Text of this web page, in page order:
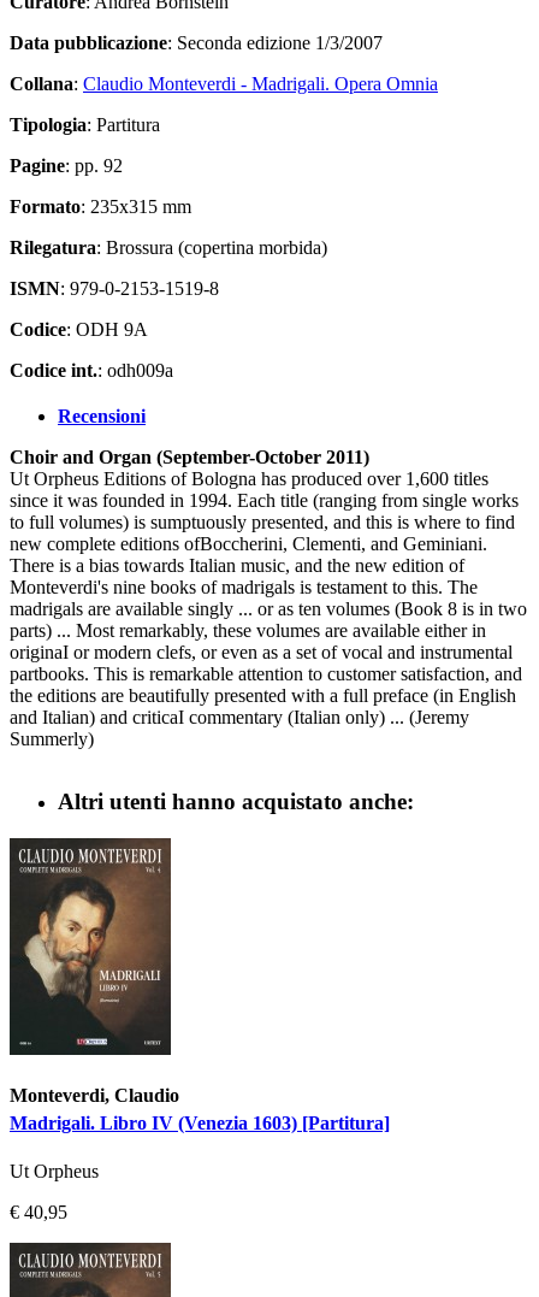
Data pubblicazione: Seconda edizione 1/3/2007
Collana: Claudio Monteverdi - Madrigali. Opera Omnia
Tipologia: Partitura
Pagine: pp. 92
Formato: 235x315 mm
Rilegatura: Brossura (copertina morbida)
ISMN: 979-0-2153-1519-8
Codice: ODH 9A
Codice int.: odh009a
Recensioni
Choir and Organ (September-October 2011)
Ut Orpheus Editions of Bologna has produced over 1,600 titles
since it was founded in 1994. Each title (ranging from single works
to full volumes) is sumptuously presented, and this is where to find
new complete editions ofBoccherini, Clementi, and Geminiani.
There is a bias towards Italian music, and the new edition of
Monteverdi's nine books of madrigals is testament to this. The
madrigals are available singly ... or as ten volumes (Book 8 is in two
parts) ... Most remarkably, these volumes are available either in
originaI or modern clefs, or even as a set of vocal and instrumental
partbooks. This is remarkable attention to customer satisfaction, and
the editions are beautifully presented with a full preface (in English
and Italian) and criticaI commentary (Italian only) ... (Jeremy
Summerly)
Altri utenti hanno acquistato anche:
Monteverdi, Claudio
Madrigali. Libro IV (Venezia 1603) [Partitura]
Ut Orpheus
€ 40,95